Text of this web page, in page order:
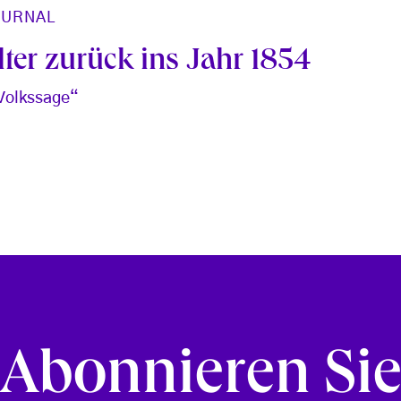
zurück ins Jahr 1854
Abonnieren Sie